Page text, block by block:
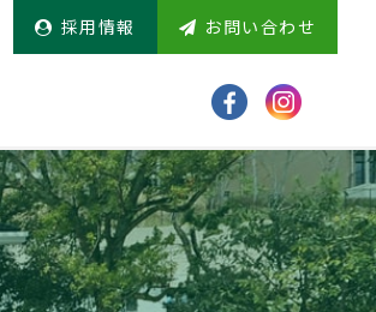
採用情報 お問い合わせ